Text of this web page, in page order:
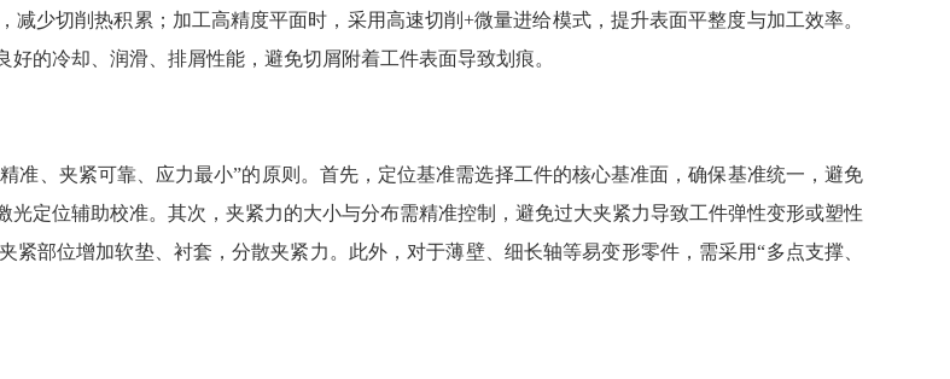
少切削热积累；加工高精度平面时，采用高速切削+微量进给模式，提升表面平整度与加工效率。
的冷却、润滑、排屑性能，避免切屑附着工件表面导致划痕。
准、夹紧可靠、应力最小”的原则。首先，定位基准需选择工件的核心基准面，确保基准统一，避免
定位辅助校准。其次，夹紧力的大小与分布需精准控制，避免过大夹紧力导致工件弹性变形或塑性
部位增加软垫、衬套，分散夹紧力。此外，对于薄壁、细长轴等易变形零件，需采用“多点支撑、